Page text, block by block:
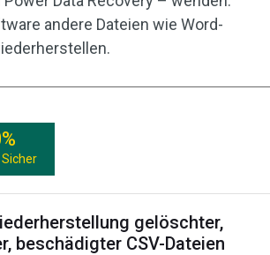
andere Dateien wie Word-
gelöschter,
beschädigter CSV-Dateien